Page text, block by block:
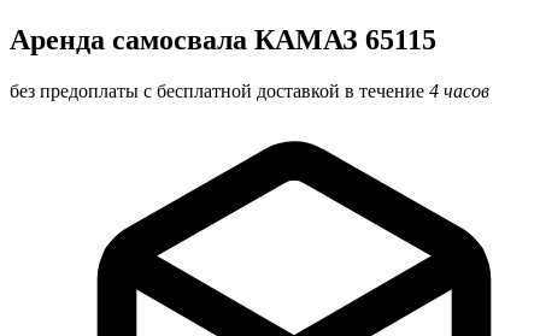
Аренда самосвала КАМАЗ 65115
без предоплаты с бесплатной доставкой в течение 4 часов